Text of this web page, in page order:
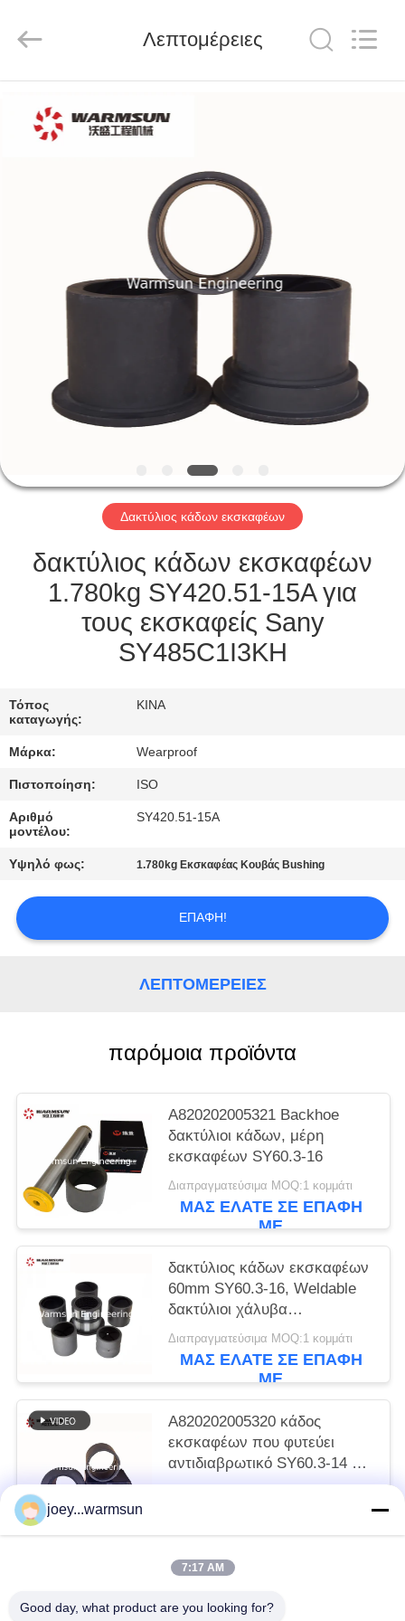
ΓΎΡΟΣ
ΕΡΓΟΣΤΑΣΊΩΝ
ΠΟΙΟΤΙΚΌΣ
ΈΛΕΓΧΟΣ
ΜΑΣ
ΕΛΆΤΕ
ΕΠΑΦΉ
ΖΗΤΉΣΤΕ
ΑΠΌΣΠΑΣΜΑ
SITEMAP
PRIVACY
Co.,
Reserved.
Λεπτομέρειες
Δακτύλιος κάδων εκσκαφέων
δακτύλιος κάδων εκσκαφέων
1.780kg SY420.51-15A για
τους εκσκαφείς Sany
SY485C1I3KH
Τόπος
καταγωγής:
ΚΙΝΑ
Μάρκα: Wearproof
Πιστοποίηση: ISO
Αριθμό
μοντέλου:
SY420.51-15A
Υψηλό φως: 1.780kg Εκσκαφέας Κουβάς Bushing
ΕΠΑΦΉ!
ΛΕΠΤΟΜΈΡΕΙΕΣ
παρόμοια προϊόντα
A820202005321 Backhoe
δακτύλιοι κάδων, μέρη
εκσκαφέων SY60.3-16
Διαπραγματεύσιμα MOQ:1 κομμάτι
ΜΑΣ ΕΛΆΤΕ ΣΕ ΕΠΑΦΉ
ΜΕ
δακτύλιος κάδων εκσκαφέων
60mm SY60.3-16, Weldable
δακτύλιοι χάλυβα
A820202005321
Διαπραγματεύσιμα MOQ:1 κομμάτι
ΜΑΣ ΕΛΆΤΕ ΣΕ ΕΠΑΦΉ
ΜΕ
A820202005320 κάδος
εκσκαφέων που φυτεύει
αντιδιαβρωτικό SY60.3-14 με
θάμνους
ΜΕ
joey...warmsun
7:17 AM
Good day, what product are you looking for?